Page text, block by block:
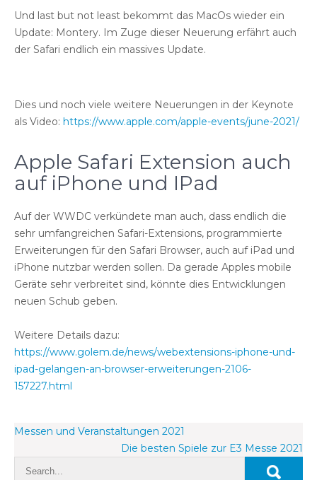
Und last but not least bekommt das MacOs wieder ein
Update: Montery. Im Zuge dieser Neuerung erfährt auch
der Safari endlich ein massives Update.
Dies und noch viele weitere Neuerungen in der Keynote
als Video: https://www.apple.com/apple-events/june-2021/
Apple Safari Extension auch
auf iPhone und IPad
Auf der WWDC verkündete man auch, dass endlich die
sehr umfangreichen Safari-Extensions, programmierte
Erweiterungen für den Safari Browser, auch auf iPad und
iPhone nutzbar werden sollen. Da gerade Apples mobile
Geräte sehr verbreitet sind, könnte dies Entwicklungen
neuen Schub geben.
Weitere Details dazu:
https://www.golem.de/news/webextensions-iphone-und-
ipad-gelangen-an-browser-erweiterungen-2106-
157227.html
Beitragsnavigation
Messen und Veranstaltungen 2021
Die besten Spiele zur E3 Messe 2021